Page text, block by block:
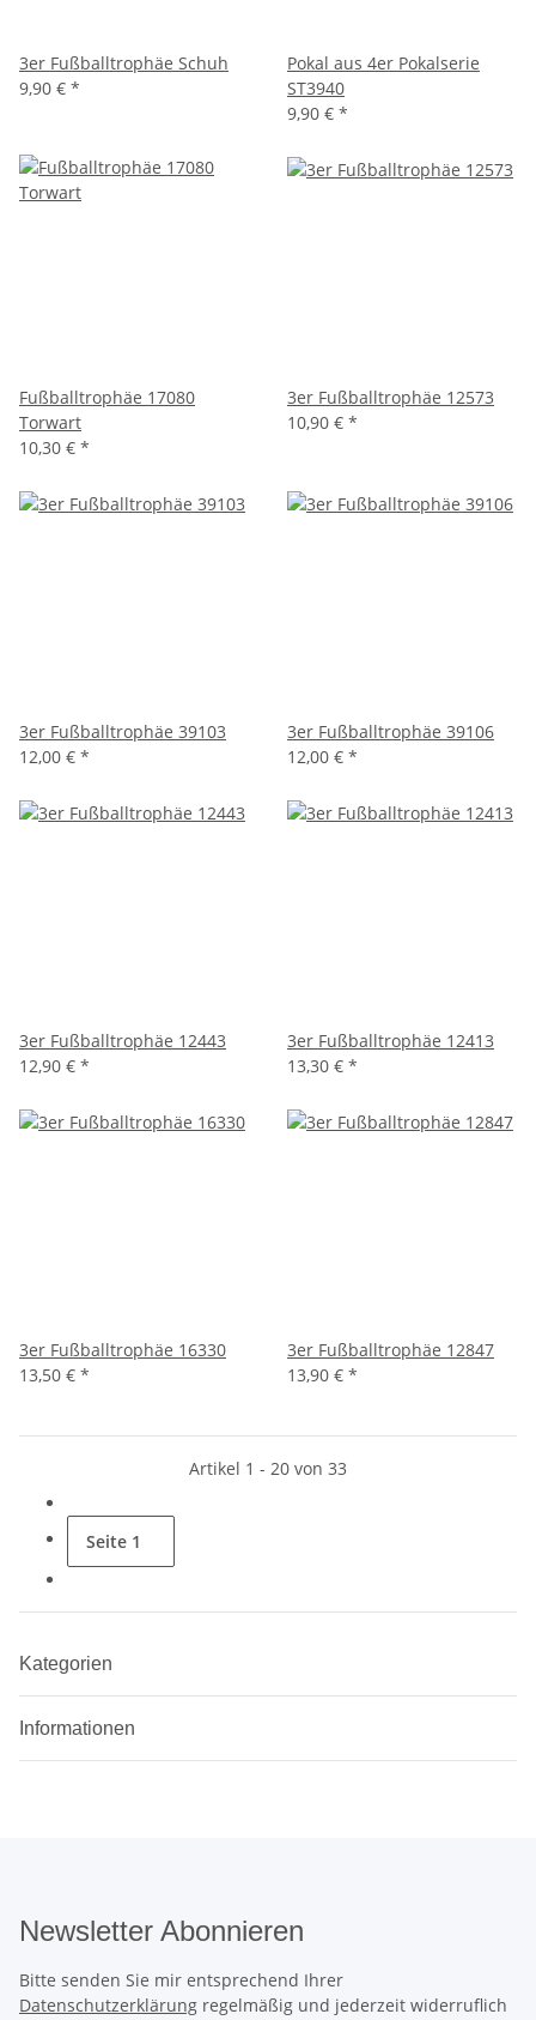
3er Fußballtrophäe Schuh
9,90 € *
Pokal aus 4er Pokalserie
ST3940
9,90 € *
Fußballtrophäe 17080
Torwart
10,30 € *
3er Fußballtrophäe 12573
10,90 € *
3er Fußballtrophäe 39103
12,00 € *
3er Fußballtrophäe 39106
12,00 € *
3er Fußballtrophäe 12443
12,90 € *
3er Fußballtrophäe 12413
13,30 € *
3er Fußballtrophäe 16330
13,50 € *
3er Fußballtrophäe 12847
13,90 € *
Artikel 1 - 20 von 33
Seite 1
Kategorien
Informationen
Newsletter Abonnieren
Bitte senden Sie mir entsprechend Ihrer
Datenschutzerklärung regelmäßig und jederzeit widerruflich